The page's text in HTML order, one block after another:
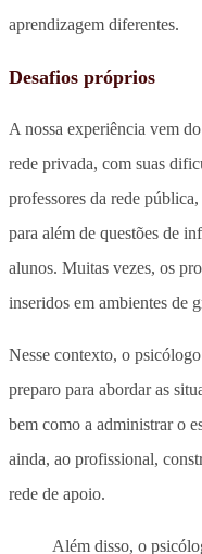
aprendizagem diferentes.
Desafios próprios
A nossa experiência vem
rede privada, com suas
professores da rede
para além de questões de
alunos. Muitas vezes, os
inseridos em ambientes de
Nesse contexto, o
preparo para abordar as
bem como a administrar o
ainda, ao profissional,
rede de apoio.
Além disso, o